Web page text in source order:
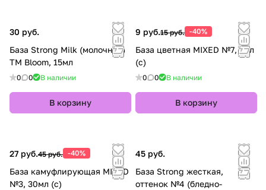
30 руб.
База Strong Milk (молочная)
TM Bloom, 15мл
0 0 В наличии
В корзину
9 руб.15 руб. -40%
База цветная MIXED №7, 7мл
(с)
0 0 В наличии
В корзину
27 руб.45 руб. -40%
База камуфлирующая MIXED
№3, 30мл (с)
45 руб.
База Strong жесткая,
оттенок №4 (бледно-